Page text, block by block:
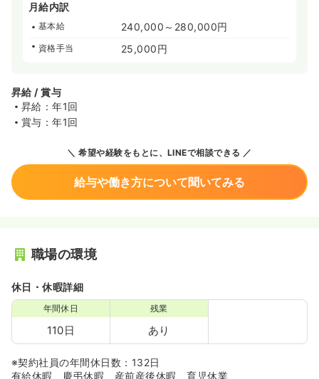
月給内訳
基本給 240,000～280,000円
資格手当 25,000円
昇給 / 賞与
昇給：年1回
賞与：年1回
希望や経験をもとに、LINEで相談できる
給与や働き方について聞いてみる
職場の環境
休日・休暇詳細
年間休日
110日
残業
あり
※契約社員の年間休日数：132日
有給休暇、慶弔休暇、産前産後休暇、育児休業